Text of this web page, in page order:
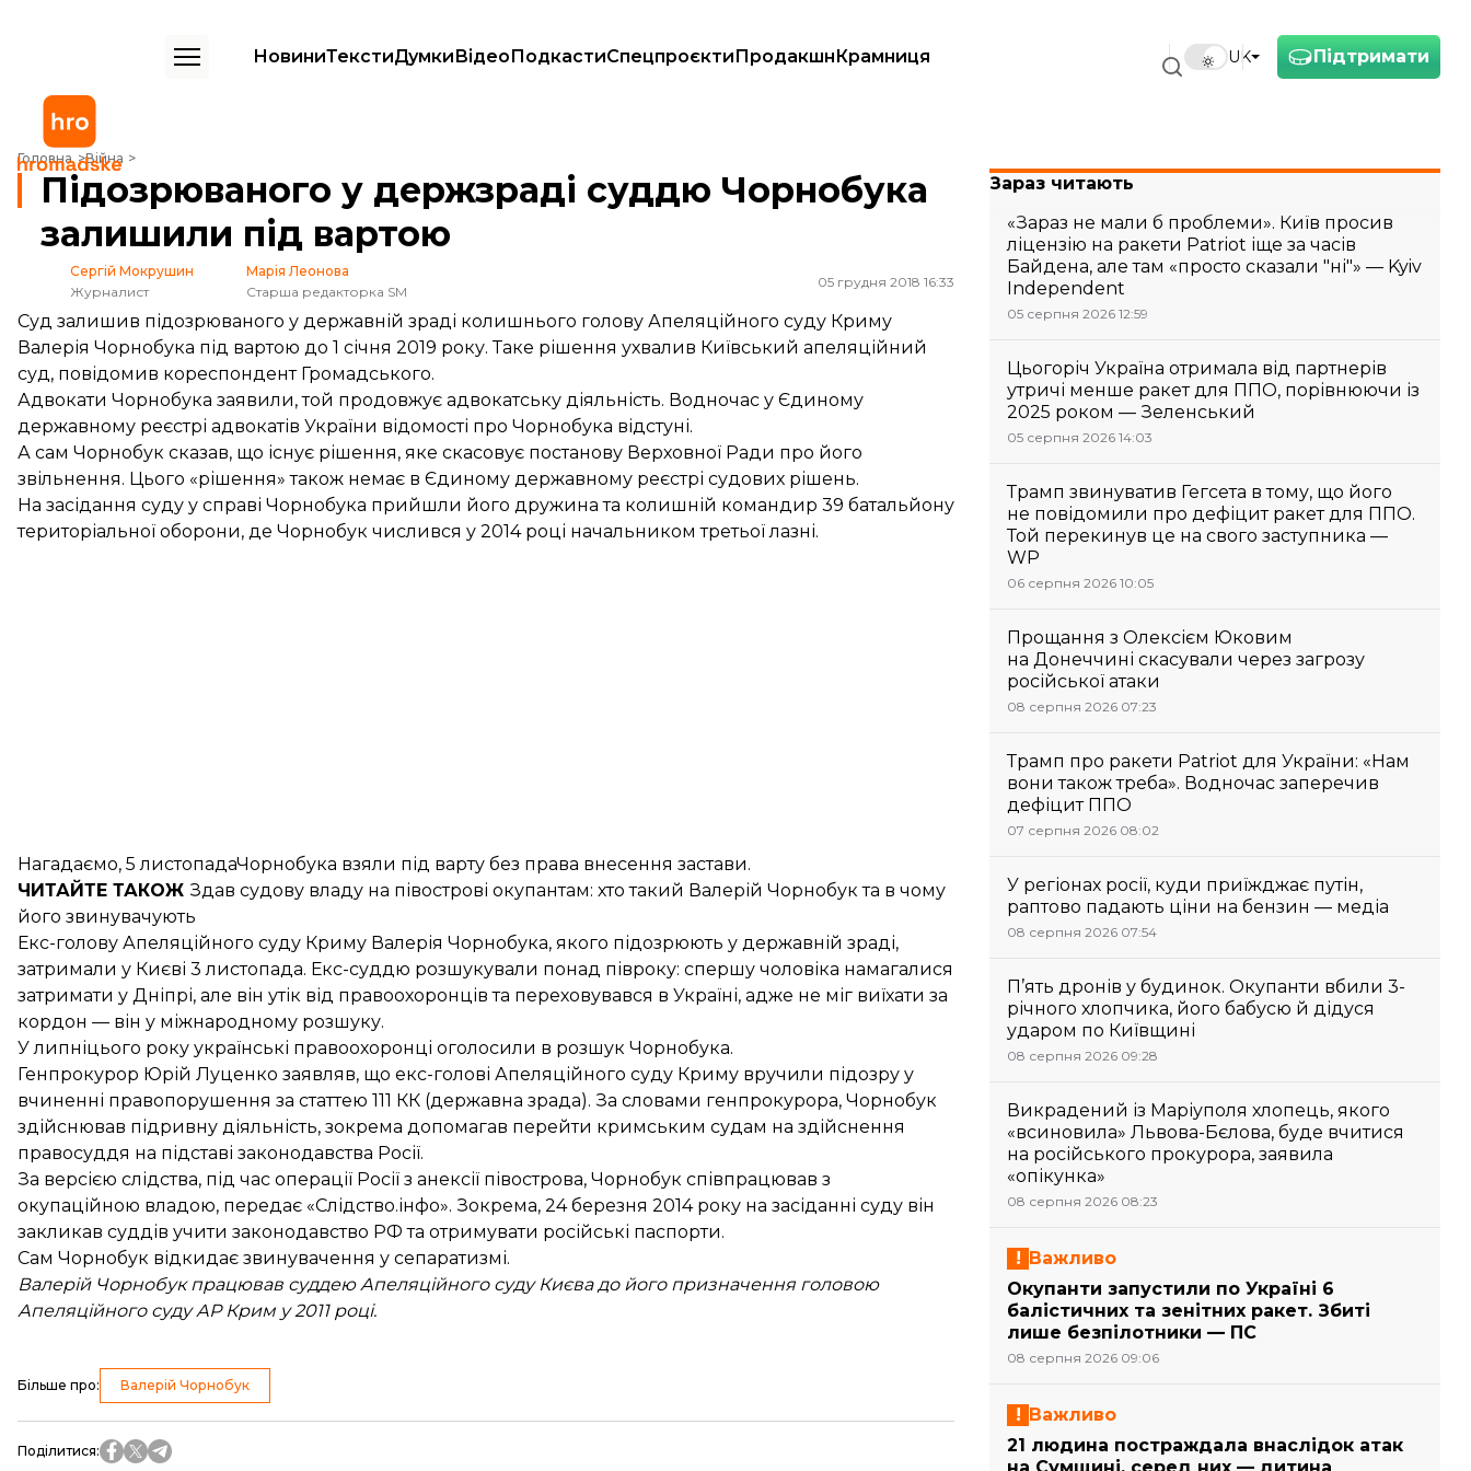
Підтримати
UK
НовиниТекстиДумкиВідеоПодкастиСпецпроєктиПродакшнКрамниця
Головна Війна
Підозрюваного у держзраді суддю Чорнобука залишили під вартою
Підозрюваного у держзраді суддю Чорнобука
залишили під вартою
Сергій Мокрушин
Журналист
Марія Леонова
Старша редакторка SM
05 грудня 2018 16:33
Суд залишив підозрюваного у державній зраді колишнього голову Апеляційного суду Криму
Валерія Чорнобука під вартою до 1 січня 2019 року. Таке рішення ухвалив Київський апеляційний
суд, повідомив кореспондент Громадського.
Адвокати Чорнобука заявили, той продовжує адвокатську діяльність. Водночас у Єдиному
державному реєстрі адвокатів України відомості про Чорнобука відстуні.
А сам Чорнобук сказав, що існує рішення, яке скасовує постанову Верховної Ради про його
звільнення. Цього «рішення» також немає в Єдиному державному реєстрі судових рішень.
На засідання суду у справі Чорнобука прийшли його дружина та колишній командир 39 батальйону
територіальної оборони, де Чорнобук числився у 2014 році начальником третьої лазні.
Нагадаємо, 5 листопадаЧорнобука взяли під варту без права внесення застави.
ЧИТАЙТЕ ТАКОЖ Здав судову владу на півострові окупантам: хто такий Валерій Чорнобук та в чому
його звинувачують
Екс-голову Апеляційного суду Криму Валерія Чорнобука, якого підозрюють у державній зраді,
затримали у Києві 3 листопада. Екс-суддю розшукували понад півроку: спершу чоловіка намагалися
затримати у Дніпрі, але він утік від правоохоронців та переховувався в Україні, адже не міг виїхати за
кордон — він у міжнародному розшуку.
У липніцього року українські правоохоронці оголосили в розшук Чорнобука.
Генпрокурор Юрій Луценко заявляв, що екс-голові Апеляційного суду Криму вручили підозру у
вчиненні правопорушення за статтею 111 КК (державна зрада). За словами генпрокурора, Чорнобук
здійснював підривну діяльність, зокрема допомагав перейти кримським судам на здійснення
правосуддя на підставі законодавства Росії.
За версією слідства, під час операції Росії з анексії півострова, Чорнобук співпрацював з
окупаційною владою, передає «Слідство.інфо». Зокрема, 24 березня 2014 року на засіданні суду він
закликав суддів учити законодавство РФ та отримувати російські паспорти.
Сам Чорнобук відкидає звинувачення у сепаратизмі.
Валерій Чорнобук працював суддею Апеляційного суду Києва до його призначення головою
Апеляційного суду АР Крим у 2011 році.
Більше про: Валерій Чорнобук
Поділитися:
Зараз читають
«Зараз не мали б проблеми». Київ просив
ліцензію на ракети Patriot іще за часів
Байдена, але там «просто сказали "ні"» — Kyiv
Independent
05 серпня 2026 12:59
Цьогоріч Україна отримала від партнерів
утричі менше ракет для ППО, порівнюючи із
2025 роком — Зеленський
05 серпня 2026 14:03
Трамп звинуватив Гегсета в тому, що його
не повідомили про дефіцит ракет для ППО.
Той перекинув це на свого заступника —
WP
06 серпня 2026 10:05
Прощання з Олексієм Юковим
на Донеччині скасували через загрозу
російської атаки
08 серпня 2026 07:23
Трамп про ракети Patriot для України: «Нам
вони також треба». Водночас заперечив
дефіцит ППО
07 серпня 2026 08:02
У регіонах росії, куди приїжджає путін,
раптово падають ціни на бензин — медіа
08 серпня 2026 07:54
П’ять дронів у будинок. Окупанти вбили 3-
річного хлопчика, його бабусю й дідуся
ударом по Київщині
08 серпня 2026 09:28
Викрадений із Маріуполя хлопець, якого
«всиновила» Львова-Бєлова, буде вчитися
на російського прокурора, заявила
«опікунка»
08 серпня 2026 08:23
Важливо
Окупанти запустили по Україні 6
балістичних та зенітних ракет. Збиті
лише безпілотники — ПС
08 серпня 2026 09:06
Важливо
21 людина постраждала внаслідок атак